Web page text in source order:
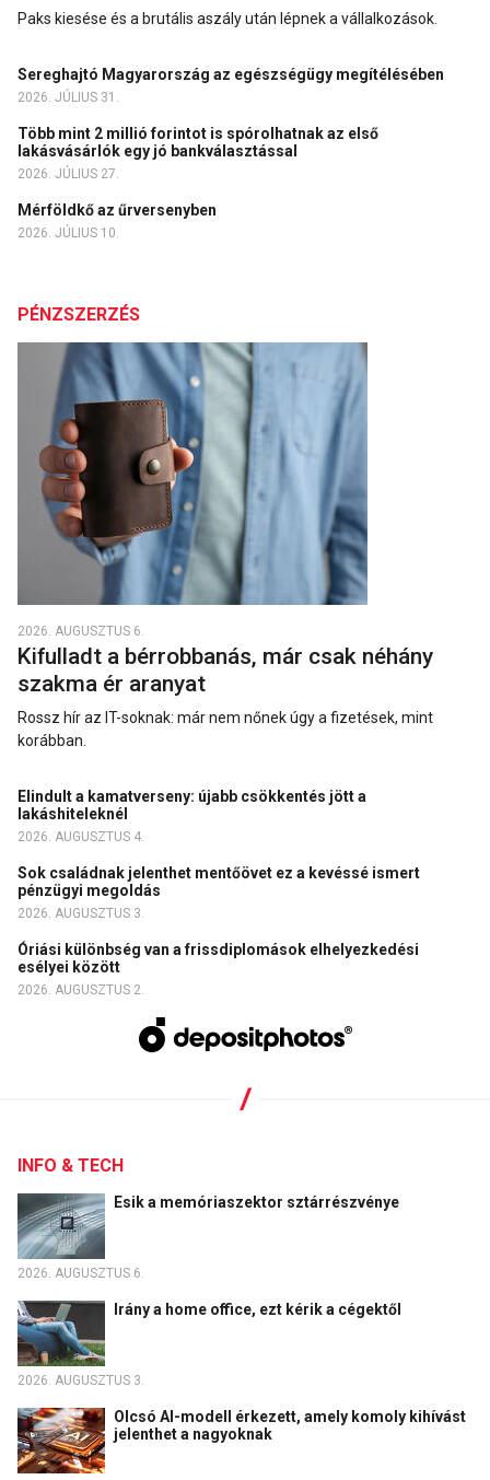
Paks kiesése és a brutális aszály után lépnek a vállalkozások.
Sereghajtó Magyarország az egészségügy megítélésében
2026. JÚLIUS 31.
Több mint 2 millió forintot is spórolhatnak az első
lakásvásárlók egy jó bankválasztással
2026. JÚLIUS 27.
Mérföldkő az űrversenyben
2026. JÚLIUS 10.
PÉNZSZERZÉS
2026. AUGUSZTUS 6.
Kifulladt a bérrobbanás, már csak néhány
szakma ér aranyat
Rossz hír az IT-soknak: már nem nőnek úgy a fizetések, mint
korábban.
Elindult a kamatverseny: újabb csökkentés jött a
lakáshiteleknél
2026. AUGUSZTUS 4.
Sok családnak jelenthet mentőövet ez a kevéssé ismert
pénzügyi megoldás
2026. AUGUSZTUS 3.
Óriási különbség van a frissdiplomások elhelyezkedési
esélyei között
2026. AUGUSZTUS 2.
INFO & TECH
Esik a memóriaszektor sztárrészvénye
2026. AUGUSZTUS 6.
Irány a home office, ezt kérik a cégektől
2026. AUGUSZTUS 3.
Olcsó AI-modell érkezett, amely komoly kihívást
jelenthet a nagyoknak